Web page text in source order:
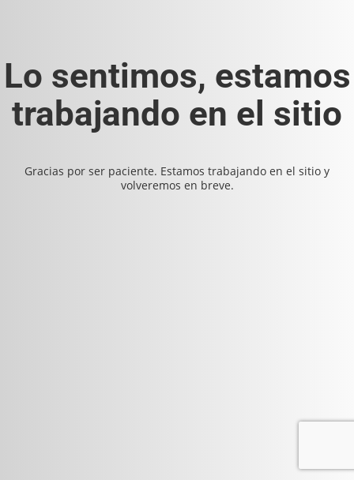
Lo sentimos, estamos
trabajando en el sitio
Gracias por ser paciente. Estamos trabajando en el sitio y
volveremos en breve.